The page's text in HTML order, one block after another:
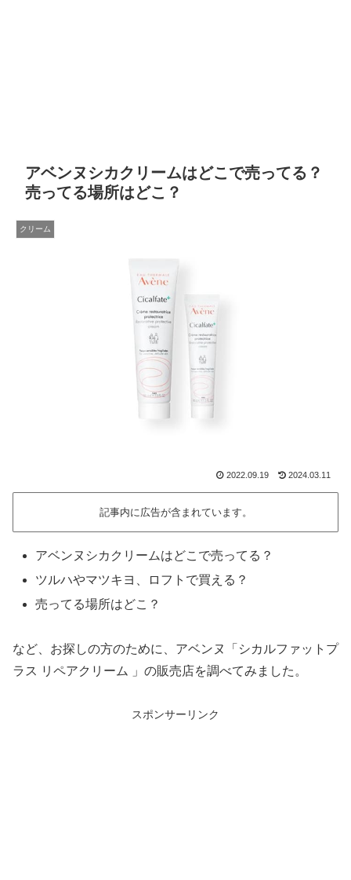
アベンヌシカクリームはどこで売ってる？
売ってる場所はどこ？
クリーム
2022.09.19 2024.03.11
記事内に広告が含まれています。
アベンヌシカクリームはどこで売ってる？
ツルハやマツキヨ、ロフトで買える？
売ってる場所はどこ？
など、お探しの方のために、アベンヌ「シカルファットプ
ラス リペアクリーム 」の販売店を調べてみました。
スポンサーリンク